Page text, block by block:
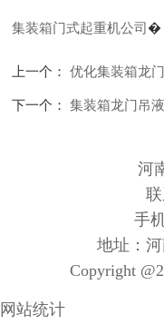
集装箱门式起重机公司�
上一个：优化集装箱龙
下一个：集装箱龙门吊
河
手
地址：
Copyright @
网站统计